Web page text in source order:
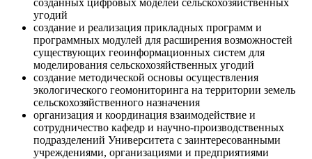
угодий
создание и реализация прикладных программ и
программных модулей для расширения возможностей
существующих геоинформационных систем для
моделирования сельскохозяйственных угодий
создание методической основы осуществления
экологического геомониторинга на территории земель
сельскохозяйственного назначения
организация и координация взаимодействие и
сотрудничество кафедр и научно-производственных
подразделений Университета с заинтересованными
учреждениями, организациями и предприятиями